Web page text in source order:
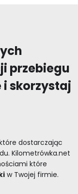
przebiegu
i skorzystaj
dostarczając
Kilometrówka.net
które
w Twojej firmie.